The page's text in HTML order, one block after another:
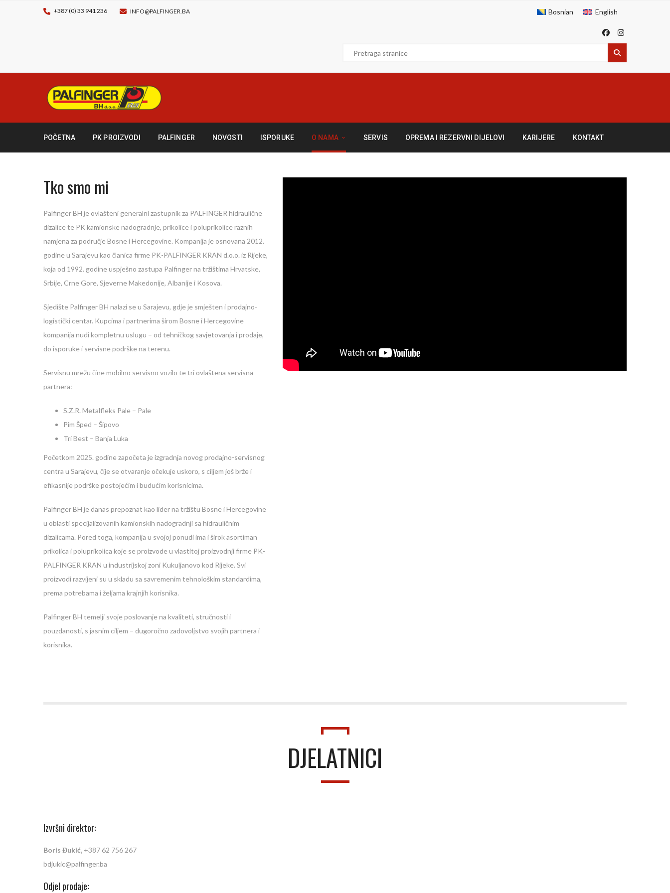
+387 (0) 33 941 236 INFO@PALFINGER.BA Bosnian English
POČETNA PK PROIZVODI PALFINGER NOVOSTI ISPORUKE O NAMA SERVIS OPREMA I REZERVNI DIJELOVI KARIJERE KONTAKT
Tko smo mi
Palfinger BH je ovlašteni generalni zastupnik za PALFINGER hidraulične
dizalice te PK kamionske nadogradnje, prikolice i poluprikolice raznih
namjena za područje Bosne i Hercegovine. Kompanija je osnovana 2012.
godine u Sarajevu kao članica firme PK-PALFINGER KRAN d.o.o. iz Rijeke,
koja od 1992. godine uspješno zastupa Palfinger na tržištima Hrvatske,
Srbije, Crne Gore, Sjeverne Makedonije, Albanije i Kosova.
Sjedište Palfinger BH nalazi se u Sarajevu, gdje je smješten i prodajno-
logistički centar. Kupcima i partnerima širom Bosne i Hercegovine
kompanija nudi kompletnu uslugu – od tehničkog savjetovanja i prodaje,
do isporuke i servisne podrške na terenu.
Servisnu mrežu čine mobilno servisno vozilo te tri ovlaštena servisna
partnera:
S.Z.R. Metalfleks Pale – Pale
Pim Šped – Šipovo
Tri Best – Banja Luka
Početkom 2025. godine započeta je izgradnja novog prodajno-servisnog
centra u Sarajevu, čije se otvaranje očekuje uskoro, s ciljem još brže i
efikasnije podrške postojećim i budućim korisnicima.
Palfinger BH je danas prepoznat kao lider na tržištu Bosne i Hercegovine
u oblasti specijalizovanih kamionskih nadogradnji sa hidrauličnim
dizalicama. Pored toga, kompanija u svojoj ponudi ima i širok asortiman
prikolica i poluprikolica koje se proizvode u vlastitoj proizvodnji firme PK-
PALFINGER KRAN u industrijskoj zoni Kukuljanovo kod Rijeke. Svi
proizvodi razvijeni su u skladu sa savremenim tehnološkim standardima,
prema potrebama i željama krajnjih korisnika.
Palfinger BH temelji svoje poslovanje na kvaliteti, stručnosti i
pouzdanosti, s jasnim ciljem – dugoročno zadovoljstvo svojih partnera i
korisnika.
DJELATNICI
Izvršni direktor:
Boris Đukić, +387 62 756 267
bdjukic@palfinger.ba
Odjel prodaje: